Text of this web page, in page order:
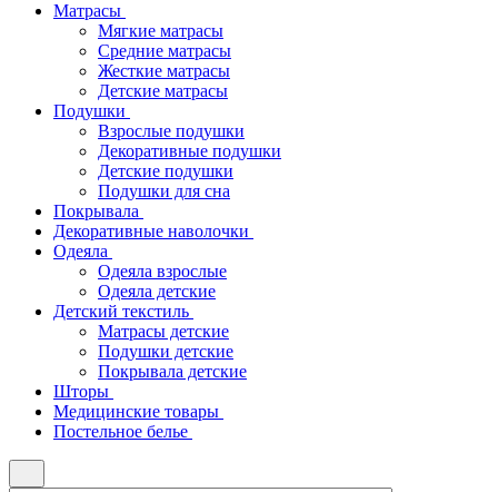
Матрасы
Мягкие матрасы
Средние матрасы
Жесткие матрасы
Детские матрасы
Подушки
Взрослые подушки
Декоративные подушки
Детские подушки
Подушки для сна
Покрывала
Декоративные наволочки
Одеяла
Одеяла взрослые
Одеяла детские
Детский текстиль
Матрасы детские
Подушки детские
Покрывала детские
Шторы
Медицинские товары
Постельное белье